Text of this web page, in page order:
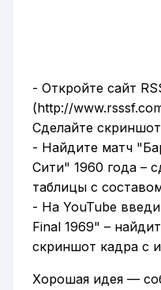
- Откройте сайт
(http://
Сделайте
- Найдите матч
Сити" 1960 года –
таблицы с
- На YouTube
Final 1969" –
скриншот кадра с
Хорошая идея —